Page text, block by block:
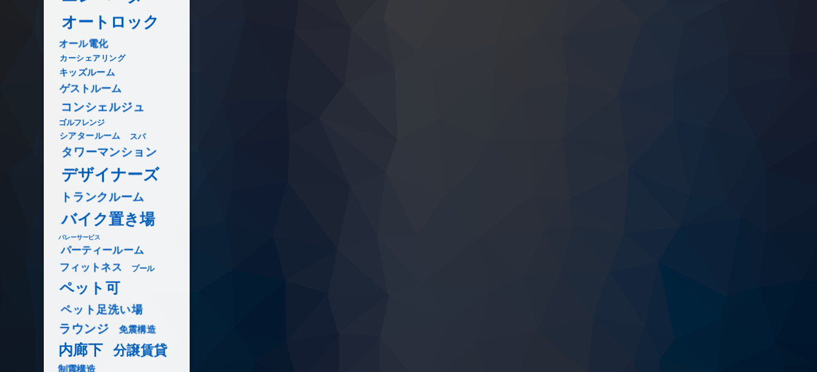
オートロック
オール電化
カーシェアリング
キッズルーム
ゲストルーム
コンシェルジュ
ゴルフレンジ
シアタールーム スパ
タワーマンション
デザイナーズ
トランクルーム
バイク置き場
バレーサービス
パーティールーム
フィットネス プール
ペット可
ペット足洗い場
ラウンジ 免震構造
内廊下 分譲賃貸
制震構造